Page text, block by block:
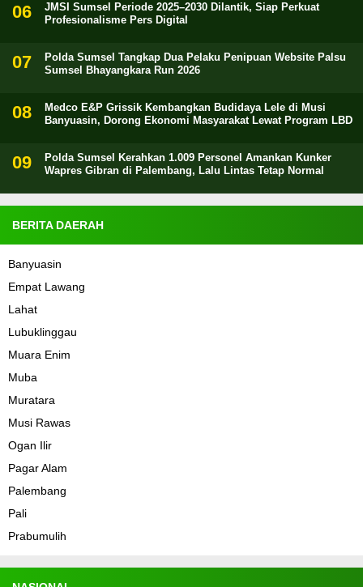
JMSI Sumsel Periode 2025–2030 Dilantik, Siap Perkuat
Profesionalisme Pers Digital
Polda Sumsel Tangkap Dua Pelaku Penipuan Website Palsu
Sumsel Bhayangkara Run 2026
Medco E&P Grissik Kembangkan Budidaya Lele di Musi
Banyuasin, Dorong Ekonomi Masyarakat Lewat Program LBD
Polda Sumsel Kerahkan 1.009 Personel Amankan Kunker
Wapres Gibran di Palembang, Lalu Lintas Tetap Normal
BERITA DAERAH
Banyuasin
Empat Lawang
Lahat
Lubuklinggau
Muara Enim
Muba
Muratara
Musi Rawas
Ogan Ilir
Pagar Alam
Palembang
Pali
Prabumulih